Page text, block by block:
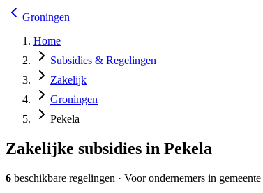
Groningen
Home
Subsidies & Regelingen
Zakelijk
Groningen
Pekela
Zakelijke subsidies in Pekela
6 beschikbare regelingen · Voor ondernemers in gemeente